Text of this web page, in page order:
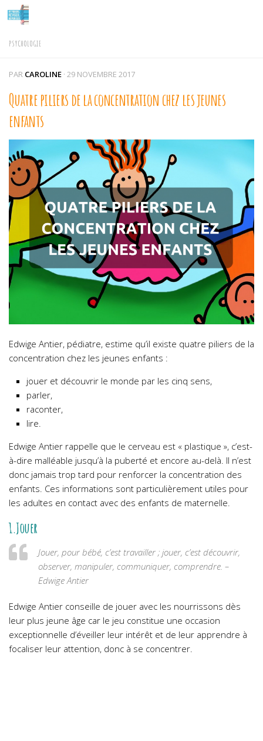
Skip to content
PSYCHOLOGIE
PAR CAROLINE · 29 NOVEMBRE 2017
Quatre piliers de la concentration chez les jeunes
enfants
Edwige Antier, pédiatre, estime qu’il existe quatre piliers de la
concentration chez les jeunes enfants :
jouer et découvrir le monde par les cinq sens,
parler,
raconter,
lire.
Edwige Antier rappelle que le cerveau est « plastique », c’est-
à-dire malléable jusqu’à la puberté et encore au-delà. Il n’est
donc jamais trop tard pour renforcer la concentration des
enfants. Ces informations sont particulièrement utiles pour
les adultes en contact avec des enfants de maternelle.
1.Jouer
Jouer, pour bébé, c’est travailler ; jouer, c’est découvrir,
observer, manipuler, communiquer, comprendre. –
Edwige Antier
Edwige Antier conseille de jouer avec les nourrissons dès
leur plus jeune âge car le jeu constitue une occasion
exceptionnelle d’éveiller leur intérêt et de leur apprendre à
focaliser leur attention, donc à se concentrer.